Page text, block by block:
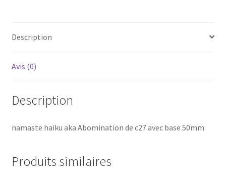
Description
Avis (0)
Description
namaste haiku aka Abomination de c27 avec base 50mm
Produits similaires